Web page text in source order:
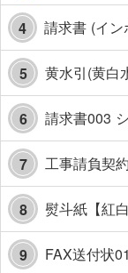
4
5 黄水引(黄白
6 請求書003
7 工事請負契
8 熨斗紙【紅
9 FAX送付状01